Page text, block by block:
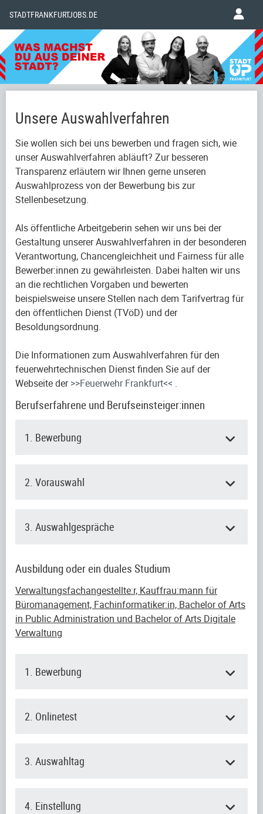
STADTFRANKFURTJOBS.DE
Unsere Auswahlverfahren
Sie wollen sich bei uns bewerben und fragen sich, wie
unser Auswahlverfahren abläuft? Zur besseren
Transparenz erläutern wir Ihnen gerne unseren
Auswahlprozess von der Bewerbung bis zur
Stellenbesetzung.
Als öffentliche Arbeitgeberin sehen wir uns bei der
Gestaltung unserer Auswahlverfahren in der besonderen
Verantwortung, Chancengleichheit und Fairness für alle
Bewerber:innen zu gewährleisten. Dabei halten wir uns
an die rechtlichen Vorgaben und bewerten
beispielsweise unsere Stellen nach dem Tarifvertrag für
den öffentlichen Dienst (TVöD) und der
Besoldungsordnung.
Die Informationen zum Auswahlverfahren für den
feuerwehrtechnischen Dienst finden Sie auf der
Webseite der>>Feuerwehr Frankfurt<< .
Berufserfahrene und Berufseinsteiger:innen
1. Bewerbung
2. Vorauswahl
3. Auswahlgespräche
Ausbildung oder ein duales Studium
Verwaltungsfachangestellte:r, Kauffrau:mann für
Büromanagement, Fachinformatiker:in, Bachelor of Arts
in Public Administration und Bachelor of Arts Digitale
Verwaltung
1. Bewerbung
2. Onlinetest
3. Auswahltag
4. Einstellung